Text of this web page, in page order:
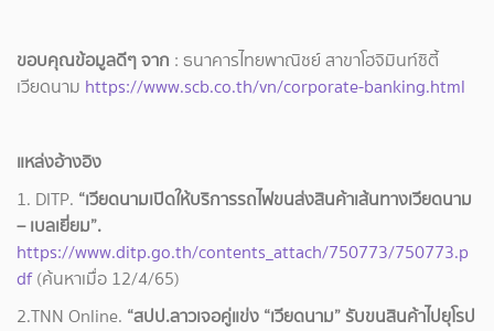
ขอบคุณข้อมูลดีๆ จาก : ธนาคารไทยพาณิชย์ สาขาโฮจิมินท์ซิตี้
เวียดนาม https://www.scb.co.th/vn/corporate-banking.html
แหล่งอ้างอิง
1. DITP. “เวียดนามเปิดให้บริการรถไฟขนส่งสินค้าเส้นทางเวียดนาม
– เบลเยี่ยม”.
https://www.ditp.go.th/contents_attach/750773/750773.p
df(ค้นหาเมื่อ 12/4/65)
2.TNN Online. “สปป.ลาวเจอคู่แข่ง “เวียดนาม” รับขนสินค้าไปยุโรป